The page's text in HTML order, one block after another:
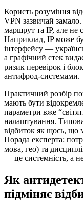
Користь розуміння
VPN зазвичай
маршрут та IP, але не
Наприклад, IP може
інтерфейсу —
а графічний стек
ризик перевірок і
антифрод-системами.
Практичний розбір
мають бути
параметри вже
налаштування.
відбиток як щось,
Порада експерта:
мова, гео) та
— це системність, а
Як
підміняє